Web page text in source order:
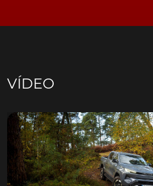
VÍDEO